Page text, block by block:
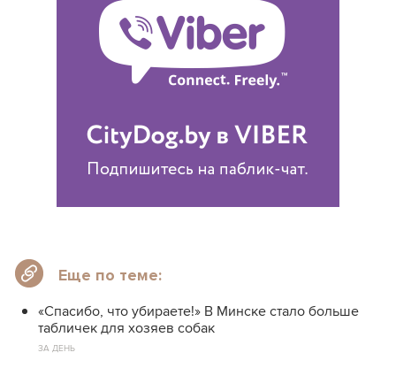
Еще по теме:
«Спасибо, что убираете!» В Минске стало больше
табличек для хозяев собак
ЗА ДЕНЬ